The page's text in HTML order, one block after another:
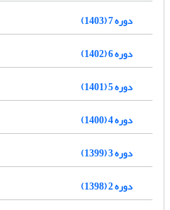
دوره 7 (1403)
دوره 6 (1402)
دوره 5 (1401)
دوره 4 (1400)
دوره 3 (1399)
دوره 2 (1398)